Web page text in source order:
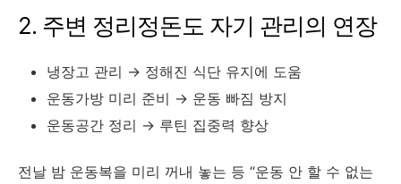
2. 주변 정리정돈도 자기 관리의 연장
냉장고 관리 → 정해진 식단 유지에 도움
운동가방 미리 준비 → 운동 빠짐 방지
운동공간 정리 → 루틴 집중력 향상
전날 밤 운동복을 미리 꺼내 놓는 등 “운동 안 할 수 없는